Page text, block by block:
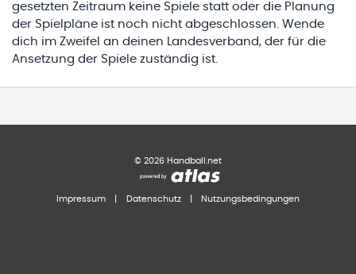
gesetzten Zeitraum keine Spiele statt oder die Planung
der Spielpläne ist noch nicht abgeschlossen. Wende
dich im Zweifel an deinen Landesverband, der für die
Ansetzung der Spiele zuständig ist.
© 2026 Handball.net
Impressum Datenschutz Nutzungsbedingungen